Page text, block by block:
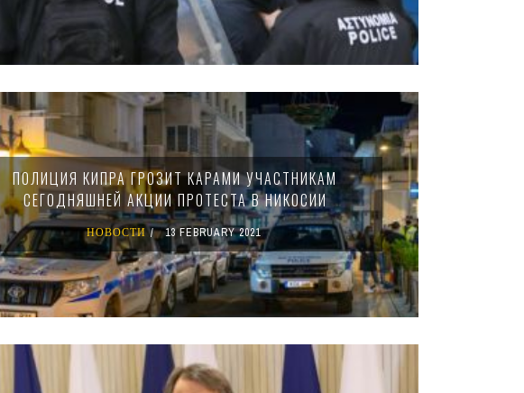
ПОЛИЦИЯ КИПРА ГРОЗИТ КАРАМИ УЧАСТНИКАМ
СЕГОДНЯШНЕЙ АКЦИИ ПРОТЕСТА В НИКОСИИ
НОВОСТИ 13 FEBRUARY 2021